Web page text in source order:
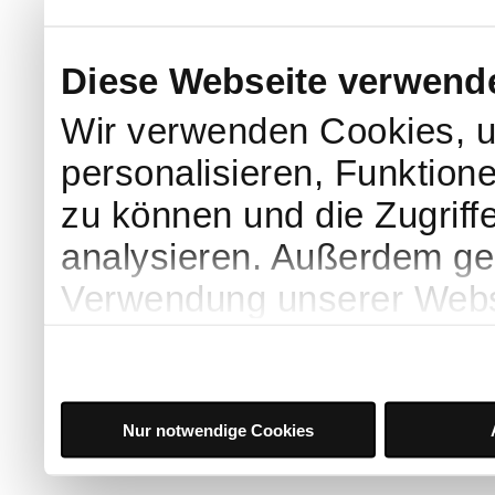
Diese Webseite
Wir verwenden Cookies,
personalisieren,
zu können und die
analysieren. Außerdem
Verwendung unserer
weiteren Daten
haben oder die sie im
Nur notwendige Cookies